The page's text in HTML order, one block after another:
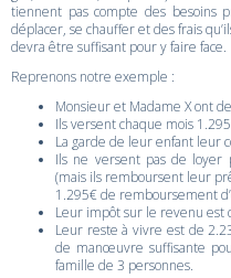
tiennent pas compte des besoins
déplacer, se chauffer et des frais
devra être suffisant pour y faire face.
Reprenons notre exemple :
Monsieur et Madame X ont
Ils versent chaque mois
La garde de leur enfant leur
Ils ne versent pas de loyer
(mais ils remboursent leur
1.295€ de remboursement
Leur impôt sur le revenu est
Leur reste à vivre est de
de manœuvre suffisante
famille de 3 personnes.